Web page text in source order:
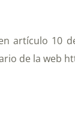
artículo 10
de la